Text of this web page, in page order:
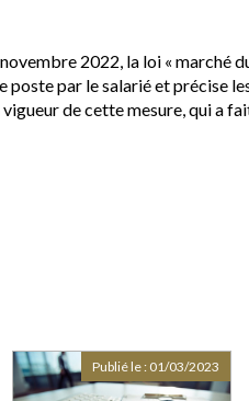
2022, la loi « marché
poste par le salarié et précise
de cette mesure, qui a
Publié le : 01/03/2023